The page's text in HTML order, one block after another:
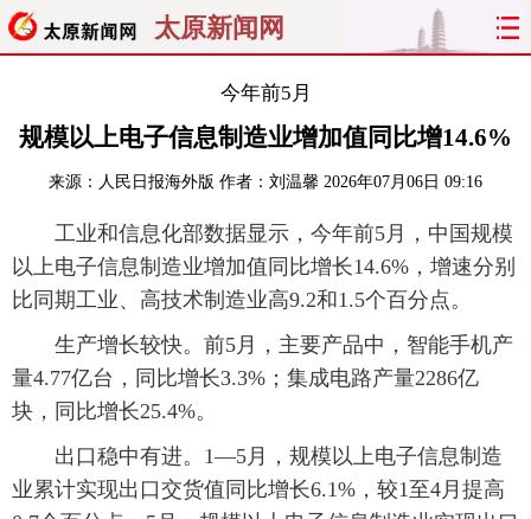
太原新闻网
经济 关注 文明 出行
旅游 理财 政务 教育
太原日报 太原晚报 热评 社区
今年前5月
规模以上电子信息制造业增加值同比增14.6%
来源： 人民日报海外版 作者：刘温馨 2026年07月06日 09:16
工业和信息化部数据显示，今年前5月，中国规模
以上电子信息制造业增加值同比增长14.6%，增速分别
比同期工业、高技术制造业高9.2和1.5个百分点。
生产增长较快。前5月，主要产品中，智能手机产
量4.77亿台，同比增长3.3%；集成电路产量2286亿
块，同比增长25.4%。
出口稳中有进。1—5月，规模以上电子信息制造
业累计实现出口交货值同比增长6.1%，较1至4月提高